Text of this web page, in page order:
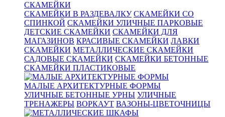
СКАМЕЙКИ
СКАМЕЙКИ В РАЗДЕВАЛКУ СКАМЕЙКИ СО
СПИНКОЙ СКАМЕЙКИ УЛИЧНЫЕ ПАРКОВЫЕ
ДЕТСКИЕ СКАМЕЙКИ СКАМЕЙКИ ДЛЯ
МАГАЗИНОВ КРАСИВЫЕ СКАМЕЙКИ ЛАВКИ
СКАМЕЙКИ МЕТАЛЛИЧЕСКИЕ СКАМЕЙКИ
САДОВЫЕ СКАМЕЙКИ СКАМЕЙКИ БЕТОННЫЕ
СКАМЕЙКИ ПЛАСТИКОВЫЕ
МАЛЫЕ АРХИТЕКТУРНЫЕ ФОРМЫ
УЛИЧНЫЕ БЕТОННЫЕ УРНЫ УЛИЧНЫЕ
ТРЕНАЖЕРЫ ВОРКАУТ ВАЗОНЫ-ЦВЕТОЧНИЦЫ